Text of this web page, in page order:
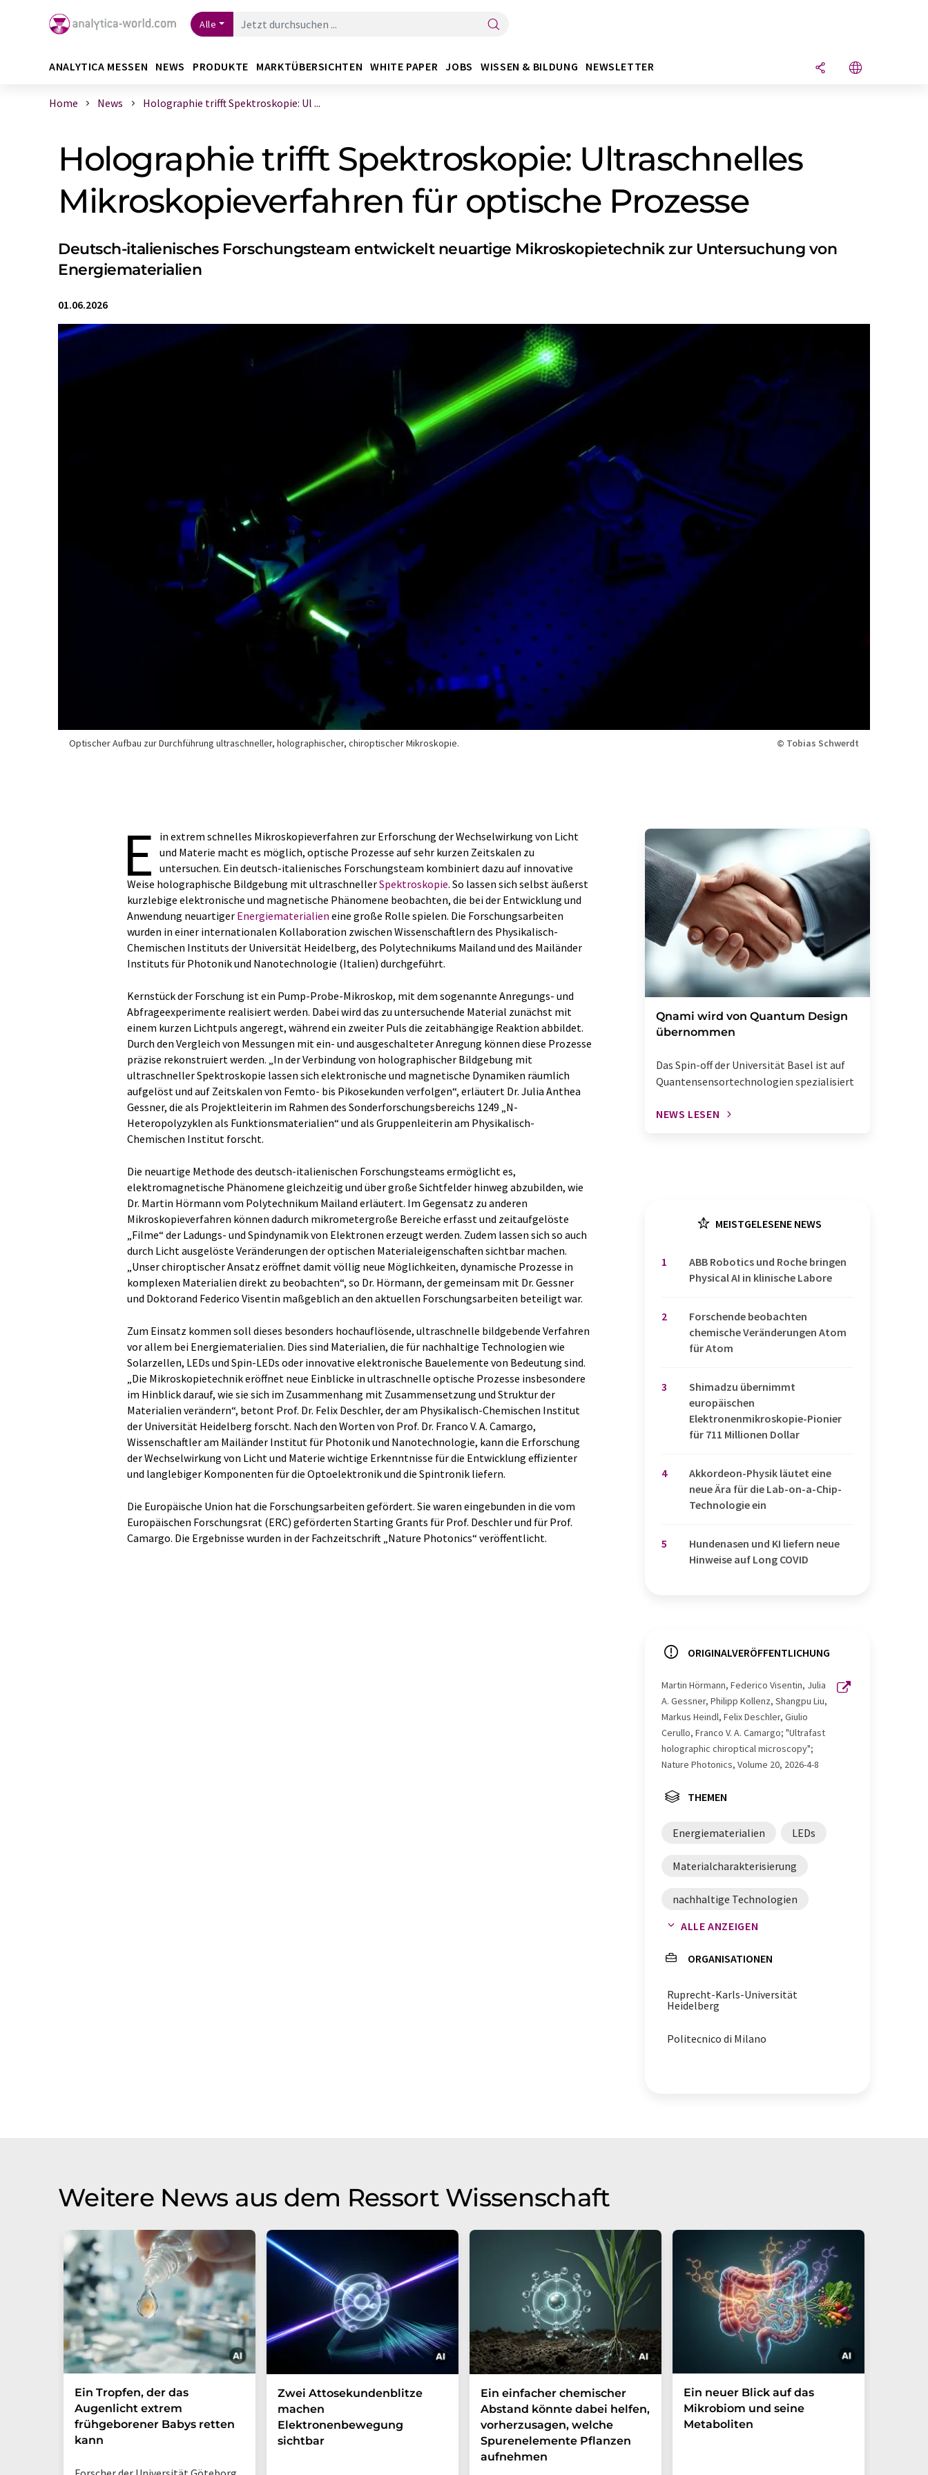
Alle
ANALYTICA MESSEN NEWS PRODUKTE MARKTÜBERSICHTEN WHITE PAPER JOBS WISSEN & BILDUNG NEWSLETTER
Home News Holographie trifft Spektroskopie: Ul ...
Holographie trifft Spektroskopie: Ultraschnelles
Mikroskopieverfahren für optische Prozesse
Deutsch-italienisches Forschungsteam entwickelt neuartige Mikroskopietechnik zur Untersuchung von
Energiematerialien
01.06.2026
Optischer Aufbau zur Durchführung ultraschneller, holographischer, chiroptischer Mikroskopie. © Tobias Schwerdt
E
in extrem schnelles Mikroskopieverfahren zur Erforschung der Wechselwirkung von Licht
und Materie macht es möglich, optische Prozesse auf sehr kurzen Zeitskalen zu
untersuchen. Ein deutsch-italienisches Forschungsteam kombiniert dazu auf innovative
Weise holographische Bildgebung mit ultraschnellerSpektroskopie. So lassen sich selbst äußerst
kurzlebige elektronische und magnetische Phänomene beobachten, die bei der Entwicklung und
Anwendung neuartiger Energiematerialien eine große Rolle spielen. Die Forschungsarbeiten
wurden in einer internationalen Kollaboration zwischen Wissenschaftlern des Physikalisch-
Chemischen Instituts der Universität Heidelberg, des Polytechnikums Mailand und des Mailänder
Instituts für Photonik und Nanotechnologie (Italien) durchgeführt.
Kernstück der Forschung ist ein Pump-Probe-Mikroskop, mit dem sogenannte Anregungs- und
Abfrageexperimente realisiert werden. Dabei wird das zu untersuchende Material zunächst mit
einem kurzen Lichtpuls angeregt, während ein zweiter Puls die zeitabhängige Reaktion abbildet.
Durch den Vergleich von Messungen mit ein- und ausgeschalteter Anregung können diese Prozesse
präzise rekonstruiert werden. „In der Verbindung von holographischer Bildgebung mit
ultraschneller Spektroskopie lassen sich elektronische und magnetische Dynamiken räumlich
aufgelöst und auf Zeitskalen von Femto- bis Pikosekunden verfolgen“, erläutert Dr. Julia Anthea
Gessner, die als Projektleiterin im Rahmen des Sonderforschungsbereichs 1249 „N-
Heteropolyzyklen als Funktionsmaterialien“ und als Gruppenleiterin am Physikalisch-
Chemischen Institut forscht.
Die neuartige Methode des deutsch-italienischen Forschungsteams ermöglicht es,
elektromagnetische Phänomene gleichzeitig und über große Sichtfelder hinweg abzubilden, wie
Dr. Martin Hörmann vom Polytechnikum Mailand erläutert. Im Gegensatz zu anderen
Mikroskopieverfahren können dadurch mikrometergroße Bereiche erfasst und zeitaufgelöste
„Filme“ der Ladungs- und Spindynamik von Elektronen erzeugt werden. Zudem lassen sich so auch
durch Licht ausgelöste Veränderungen der optischen Materialeigenschaften sichtbar machen.
„Unser chiroptischer Ansatz eröffnet damit völlig neue Möglichkeiten, dynamische Prozesse in
komplexen Materialien direkt zu beobachten“, so Dr. Hörmann, der gemeinsam mit Dr. Gessner
und Doktorand Federico Visentin maßgeblich an den aktuellen Forschungsarbeiten beteiligt war.
Zum Einsatz kommen soll dieses besonders hochauflösende, ultraschnelle bildgebende Verfahren
vor allem bei Energiematerialien. Dies sind Materialien, die für nachhaltige Technologien wie
Solarzellen, LEDs und Spin-LEDs oder innovative elektronische Bauelemente von Bedeutung sind.
„Die Mikroskopietechnik eröffnet neue Einblicke in ultraschnelle optische Prozesse insbesondere
im Hinblick darauf, wie sie sich im Zusammenhang mit Zusammensetzung und Struktur der
Materialien verändern“, betont Prof. Dr. Felix Deschler, der am Physikalisch-Chemischen Institut
der Universität Heidelberg forscht. Nach den Worten von Prof. Dr. Franco V. A. Camargo,
Wissenschaftler am Mailänder Institut für Photonik und Nanotechnologie, kann die Erforschung
der Wechselwirkung von Licht und Materie wichtige Erkenntnisse für die Entwicklung effizienter
und langlebiger Komponenten für die Optoelektronik und die Spintronik liefern.
Die Europäische Union hat die Forschungsarbeiten gefördert. Sie waren eingebunden in die vom
Europäischen Forschungsrat (ERC) geförderten Starting Grants für Prof. Deschler und für Prof.
Camargo. Die Ergebnisse wurden in der Fachzeitschrift „Nature Photonics“ veröffentlicht.
Qnami wird von Quantum Design
übernommen
Das Spin-off der Universität Basel ist auf
Quantensensortechnologien spezialisiert
NEWS LESEN
MEISTGELESENE NEWS
1
​​​​​​​ABB Robotics und Roche bringen
Physical AI in klinische Labore
2
Forschende beobachten
chemische Veränderungen Atom
für Atom
3
Shimadzu übernimmt
europäischen
Elektronenmikroskopie-Pionier
für 711 Millionen Dollar
4
Akkordeon-Physik läutet eine
neue Ära für die Lab-on-a-Chip-
Technologie ein
5
Hundenasen und KI liefern neue
Hinweise auf Long COVID
ORIGINALVERÖFFENTLICHUNG
Martin Hörmann, Federico Visentin, Julia
A. Gessner, Philipp Kollenz, Shangpu Liu,
Markus Heindl, Felix Deschler, Giulio
Cerullo, Franco V. A. Camargo; "Ultrafast
holographic chiroptical microscopy";
Nature Photonics, Volume 20, 2026-4-8
THEMEN
Energiematerialien LEDs
Materialcharakterisierung
nachhaltige Technologien
Optoelektronik
Spektroskopie Spintronik
ALLE ANZEIGEN
ORGANISATIONEN
Ruprecht-Karls-Universität
Heidelberg
Politecnico di Milano
Weitere News aus dem Ressort Wissenschaft
Ein Tropfen, der das
Augenlicht extrem
frühgeborener Babys retten
kann
Zwei Attosekundenblitze
machen
Elektronenbewegung
sichtbar
Ein einfacher chemischer
Abstand könnte dabei helfen,
vorherzusagen, welche
Spurenelemente Pflanzen
aufnehmen
Ein neuer Blick auf das
Mikrobiom und seine
Metaboliten